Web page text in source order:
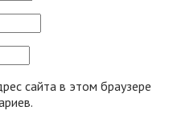
сайта в этом браузере